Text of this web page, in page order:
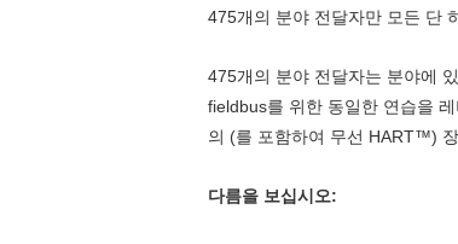
475개의 분야 전달자만 모든 단
475개의 분야 전달자는 분야에
fieldbus를 위한 동일한 연습을
의 (를 포함하여 무선 HART™)
다름을 보십시오: